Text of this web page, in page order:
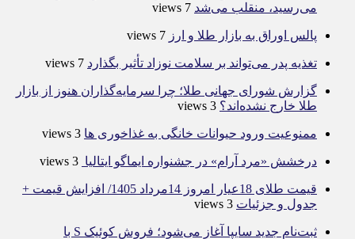
می‌رسید، منقلب می‌شد 7 views
پالس اوراق به بازار طلا و ارز 7 views
تغذیه پدر می‌تواند بر سلامت نوزاد تأثیر بگذارد 7 views
گزارش شورای جهانی طلا؛ چرا سرمایه‌گذاران هنوز از بازار
طلا خارج نشده‌اند؟ 3 views
ممنوعیت ورود حیوانات خانگی به غذاخوری ها 3 views
درخشش «مرد آرام» در جشنواره ایماگو ایتالیا 3 views
قیمت طلای 18عیار امروز 14مرداد 1405/ افزایش قیمت +
جدول و جزئیات 3 views
ثبت‌نام جدید سایپا آغاز می‌شود؛ فروش کوئیک S با